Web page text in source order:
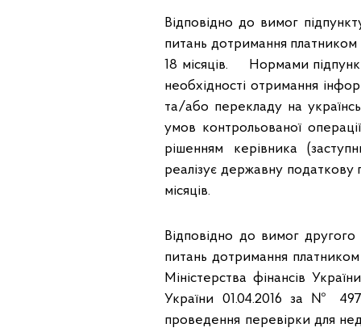
Відповідно до вимог
питань дотримання
18 місяців. Нормами
необхідності отримання
та/або перекладу на
умов контрольованої
рішенням керівника
реалізує державну
місяців.
Відповідно до вимог
питань дотримання
Міністерства фінансів
України 01.04.2016 за №
проведення перевірки для